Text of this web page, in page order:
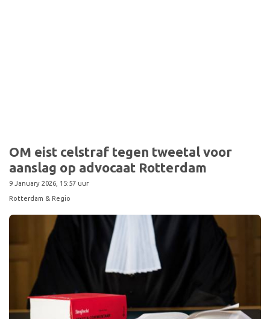
OM eist celstraf tegen tweetal voor
aanslag op advocaat Rotterdam
9 January 2026, 15:57 uur
Rotterdam & Regio